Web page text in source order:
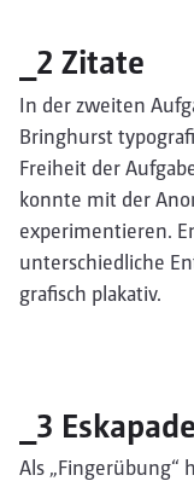
_2 Zitate
In der zweiten
Bringhurst
Freiheit der
konnte mit der
experimentieren.
unterschiedliche
grafisch plakativ.
_3
Als „Fingerübung“